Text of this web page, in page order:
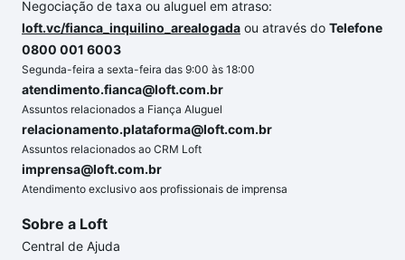
Negociação de taxa ou aluguel em atraso:
loft.vc/fianca_inquilino_arealogada ou através do Telefone
0800 001 6003
Segunda-feira a sexta-feira das 9:00 às 18:00
atendimento.fianca@loft.com.br
Assuntos relacionados a Fiança Aluguel
relacionamento.plataforma@loft.com.br
Assuntos relacionados ao CRM Loft
imprensa@loft.com.br
Atendimento exclusivo aos profissionais de imprensa
Sobre a Loft
Central de Ajuda